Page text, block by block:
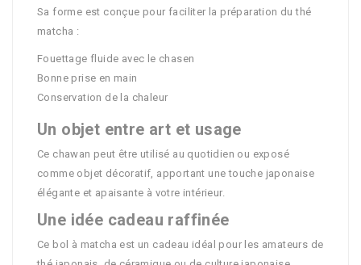
Sa forme est conçue pour faciliter la préparation du thé
matcha :
Fouettage fluide avec le chasen
Bonne prise en main
Conservation de la chaleur
Un objet entre art et usage
Ce chawan peut être utilisé au quotidien ou exposé
comme objet décoratif, apportant une touche japonaise
élégante et apaisante à votre intérieur.
Une idée cadeau raffinée
Ce bol à matcha est un cadeau idéal pour les amateurs de